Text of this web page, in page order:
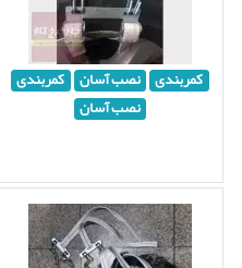
کمربندی نصب آسان کمربندی
نصب آسان